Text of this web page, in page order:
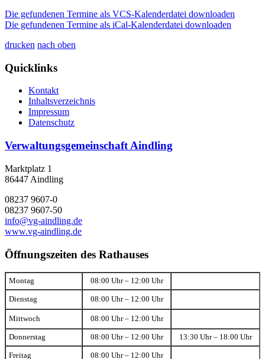
Die gefundenen Termine als VCS-Kalenderdatei downloaden
Die gefundenen Termine als iCal-Kalenderdatei downloaden
drucken nach oben
Quicklinks
Kontakt
Inhaltsverzeichnis
Impressum
Datenschutz
Verwaltungsgemeinschaft Aindling
Marktplatz 1
86447 Aindling
08237 9607-0
08237 9607-50
info@vg-aindling.de
www.vg-aindling.de
Öffnungszeiten des Rathauses
Montag 08:00 Uhr – 12:00 Uhr
Dienstag 08:00 Uhr – 12:00 Uhr
Mittwoch 08:00 Uhr – 12:00 Uhr
Donnerstag 08:00 Uhr – 12:00 Uhr 13:30 Uhr – 18:00 Uhr
Freitag 08:00 Uhr – 12:00 Uhr